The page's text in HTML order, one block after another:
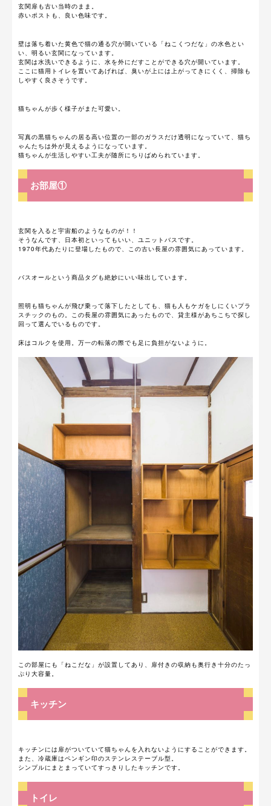
玄関扉も古い当時のまま。
赤いポストも、良い色味です。
壁は落ち着いた黄色で猫の通る穴が開いている「ねこくつだな」の水色とい
い、明るい玄関になっています。
玄関は水洗いできるように、水を外にだすことができる穴が開いています。
ここに猫用トイレを置いてあげれば、臭いが上には上がってきにくく、掃除も
しやすく良さそうです。
猫ちゃんが歩く様子がまた可愛い。
写真の黒猫ちゃんの居る高い位置の一部のガラスだけ透明になっていて、猫ち
ゃんたちは外が見えるようになっています。
猫ちゃんが生活しやすい工夫が随所にちりばめられています。
お部屋①
玄関を入ると宇宙船のようなものが！！
そうなんです、日本初といってもいい、ユニットバスです。
1970年代あたりに登場したもので、この古い長屋の雰囲気にあっています。
バスオールという商品タグも絶妙にいい味出しています。
照明も猫ちゃんが飛び乗って落下したとしても、猫も人もケガをしにくいプラ
スチックのもの。この長屋の雰囲気にあったもので、貸主様があちこちで探し
回って選んでいるものです。
床はコルクを使用。万一の転落の際でも足に負担がないように。
この部屋にも「ねこだな」が設置してあり、扉付きの収納も奥行き十分のたっ
ぷり大容量。
キッチン
キッチンには扉がついていて猫ちゃんを入れないようにすることができます。
また、冷蔵庫はペンギン印のステンレステーブル型。
シンプルにまとまっていてすっきりしたキッチンです。
トイレ